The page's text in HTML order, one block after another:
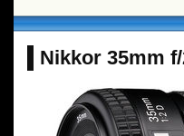
Nikkor 35mm